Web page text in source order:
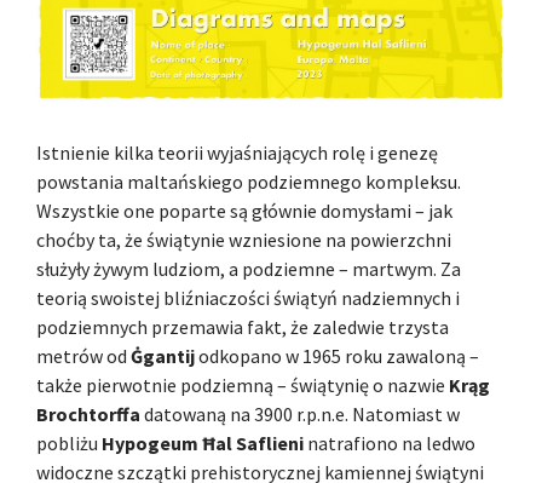
Istnienie kilka teorii wyjaśniających rolę i genezę
powstania maltańskiego podziemnego kompleksu.
Wszystkie one poparte są głównie domysłami – jak
choćby ta, że świątynie wzniesione na powierzchni
służyły żywym ludziom, a podziemne – martwym. Za
teorią swoistej bliźniaczości świątyń nadziemnych i
podziemnych przemawia fakt, że zaledwie trzysta
metrów od Ġgantijodkopano w 1965 roku zawaloną –
także pierwotnie podziemną – świątynię o nazwie Krąg
Brochtorffa datowaną na 3900 r.p.n.e. Natomiast w
pobliżu Hypogeum Ħal Saflieni natrafiono na ledwo
widoczne szczątki prehistorycznej kamiennej świątyni